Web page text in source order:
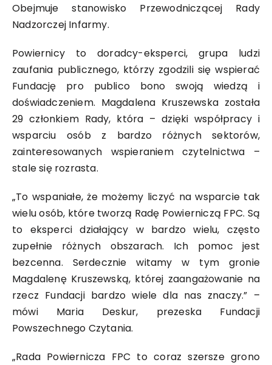
Obejmuje stanowisko Przewodniczącej Rady
Nadzorczej Infarmy.
Powiernicy to doradcy-eksperci, grupa ludzi
zaufania publicznego, którzy zgodzili się wspierać
Fundację pro publico bono swoją wiedzą i
doświadczeniem. Magdalena Kruszewska została
29 członkiem Rady, która – dzięki współpracy i
wsparciu osób z bardzo różnych sektorów,
zainteresowanych wspieraniem czytelnictwa –
stale się rozrasta.
„To wspaniałe, że możemy liczyć na wsparcie tak
wielu osób, które tworzą Radę Powierniczą FPC. Są
to eksperci działający w bardzo wielu, często
zupełnie różnych obszarach. Ich pomoc jest
bezcenna. Serdecznie witamy w tym gronie
Magdalenę Kruszewską, której zaangażowanie na
rzecz Fundacji bardzo wiele dla nas znaczy.” –
mówi Maria Deskur, prezeska Fundacji
Powszechnego Czytania.
„Rada Powiernicza FPC to coraz szersze grono